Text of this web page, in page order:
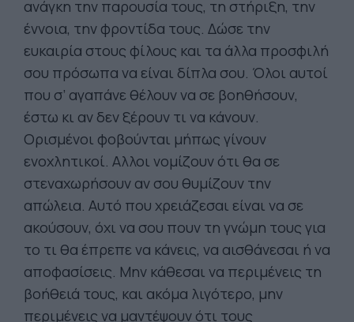
ανάγκη την παρουσία τους, τη στήριξη, την
έννοια, την φροντίδα τους. Δώσε την
ευκαιρία στους φίλους και τα άλλα προσφιλή
σου πρόσωπα να είναι δίπλα σου. Όλοι αυτοί
που σ’ αγαπάνε θέλουν να σε βοηθήσουν,
έστω κι αν δεν ξέρουν τι να κάνουν.
Ορισμένοι φοβούνται μήπως γίνουν
ενοχλητικοί. Αλλοι νομίζουν ότι θα σε
στεναχωρήσουν αν σου θυμίζουν την
απώλεια. Αυτό που χρειάζεσαι είναι να σε
ακούσουν, όχι να σου πουν τη γνώμη τους για
το τι θα έπρεπε να κάνεις, να αισθάνεσαι ή να
αποφασίσεις. Μην κάθεσαι να περιμένεις τη
βοήθειά τους, και ακόμα λιγότερο, μην
περιμένεις να μαντέψουν ότι τους